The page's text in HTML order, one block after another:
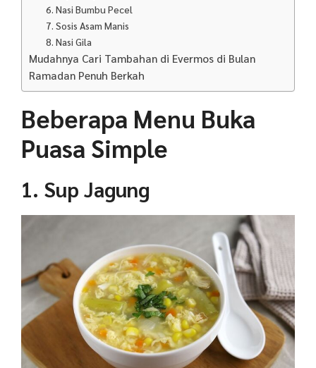
6. Nasi Bumbu Pecel
7. Sosis Asam Manis
8. Nasi Gila
Mudahnya Cari Tambahan di Evermos di Bulan
Ramadan Penuh Berkah
Beberapa Menu Buka
Puasa Simple
1. Sup Jagung